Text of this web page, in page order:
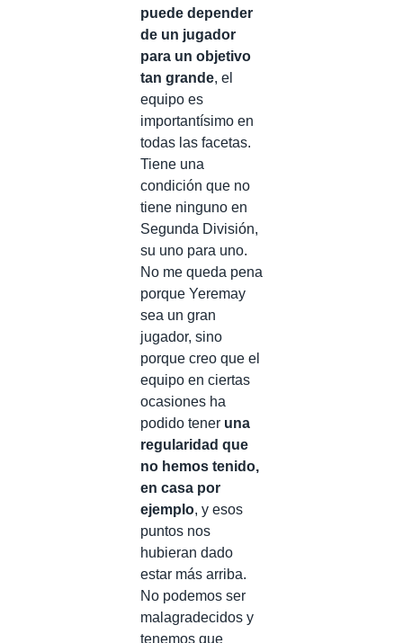
puede depender
de un jugador
para un objetivo
tan grande, el
equipo es
importantísimo en
todas las facetas.
Tiene una
condición que no
tiene ninguno en
Segunda División,
su uno para uno.
No me queda pena
porque Yeremay
sea un gran
jugador, sino
porque creo que el
equipo en ciertas
ocasiones ha
podido tener una
regularidad que
no hemos tenido,
en casa por
ejemplo, y esos
puntos nos
hubieran dado
estar más arriba.
No podemos ser
malagradecidos y
tenemos que